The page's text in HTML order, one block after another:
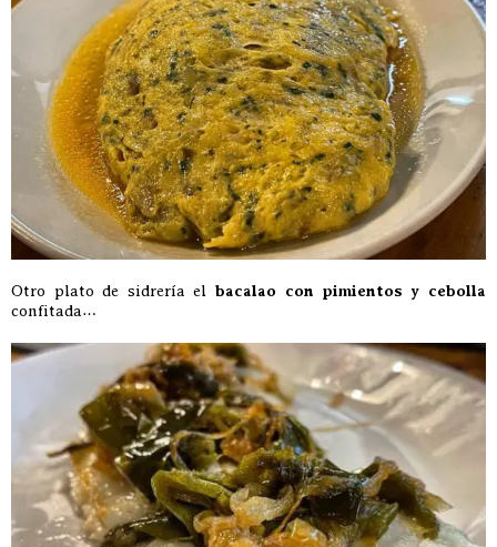
Otro plato de sidrería el bacalao con pimientos y cebolla
confitada…